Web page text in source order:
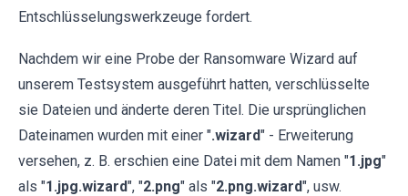
Entschlüsselungswerkzeuge fordert.
Nachdem wir eine Probe der Ransomware Wizard auf
unserem Testsystem ausgeführt hatten, verschlüsselte
sie Dateien und änderte deren Titel. Die ursprünglichen
Dateinamen wurden mit einer ".wizard" - Erweiterung
versehen, z. B. erschien eine Datei mit dem Namen "1.jpg"
als "1.jpg.wizard", "2.png" als "2.png.wizard", usw.